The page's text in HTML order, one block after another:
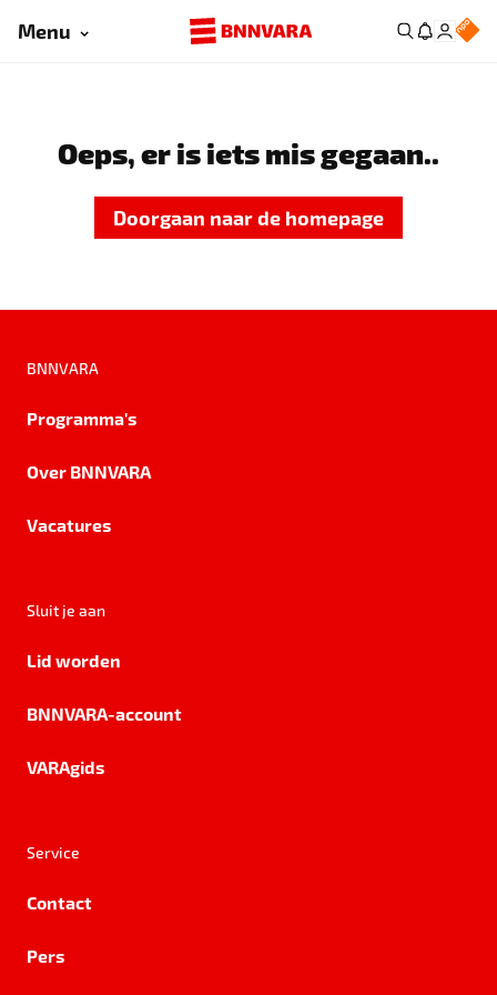
Menu
Oeps, er is iets mis gegaan..
Doorgaan naar de homepage
BNNVARA
Programma's
Over BNNVARA
Vacatures
Sluit je aan
Lid worden
BNNVARA-account
VARAgids
Service
Contact
Pers